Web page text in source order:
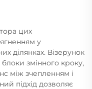
цих
у
ділянках. Візерунок
змінного кроку,
між зчепленням і
підхід дозволяє